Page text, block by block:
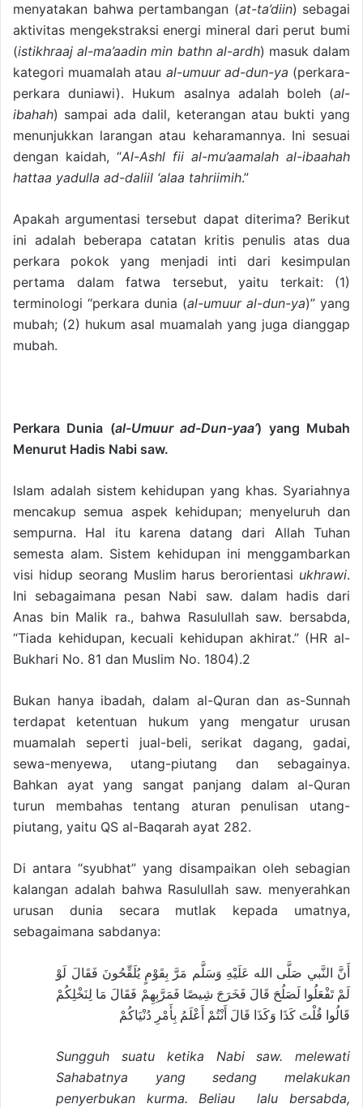
menyatakan bahwa pertambangan (at-ta’diin) sebagai
aktivitas mengekstraksi energi mineral dari perut bumi
(istikhraaj al-ma’aadin min bathn al-ardh) masuk dalam
kategori muamalah atau al-umuur ad-dun-ya (perkara-
perkara duniawi). Hukum asalnya adalah boleh (al-
ibahah) sampai ada dalil, keterangan atau bukti yang
menunjukkan larangan atau keharamannya. Ini sesuai
dengan kaidah, “Al-Ashl fii al-mu’aamalah al-ibaahah
hattaa yadulla ad-daliil ‘alaa tahriimih.”
Apakah argumentasi tersebut dapat diterima? Berikut
ini adalah beberapa catatan kritis penulis atas dua
perkara pokok yang menjadi inti dari kesimpulan
pertama dalam fatwa tersebut, yaitu terkait: (1)
terminologi “perkara dunia (al-umuur al-dun-ya)” yang
mubah; (2) hukum asal muamalah yang juga dianggap
mubah.
Perkara Dunia (al-Umuur ad-Dun-yaa’) yang Mubah
Menurut Hadis Nabi saw.
Islam adalah sistem kehidupan yang khas. Syariahnya
mencakup semua aspek kehidupan; menyeluruh dan
sempurna. Hal itu karena datang dari Allah Tuhan
semesta alam. Sistem kehidupan ini menggambarkan
visi hidup seorang Muslim harus berorientasi ukhrawi.
Ini sebagaimana pesan Nabi saw. dalam hadis dari
Anas bin Malik ra., bahwa Rasulullah saw. bersabda,
“Tiada kehidupan, kecuali kehidupan akhirat.” (HR al-
Bukhari No. 81 dan Muslim No. 1804).2
Bukan hanya ibadah, dalam al-Quran dan as-Sunnah
terdapat ketentuan hukum yang mengatur urusan
muamalah seperti jual-beli, serikat dagang, gadai,
sewa-menyewa, utang-piutang dan sebagainya.
Bahkan ayat yang sangat panjang dalam al-Quran
turun membahas tentang aturan penulisan utang-
piutang, yaitu QS al-Baqarah ayat 282.
Di antara “syubhat” yang disampaikan oleh sebagian
kalangan adalah bahwa Rasulullah saw. menyerahkan
urusan dunia secara mutlak kepada umatnya,
sebagaimana sabdanya:
أَنَّ النَّبي صَلَّى الله عَلَيْهِ وَسَلَّم مَرَّ بِقَوْمٍ يُلَقِّحُونَ فَقَالَ لَوْ
لَمْ تَفْعَلُوا لَصَلُحَ قَالَ فَخَرَجَ شِيصًا فَمَرَّبِهِمْ فَقَالَ مَا لِنَخْلِكُمْ
قَالُوا قُلْتَ كَذَا وَكَذَا قَالَ أَنْتُمْ أَعْلَمُ بِأَمْرِ دُنْيَاكُمْ
Sungguh suatu ketika Nabi saw. melewati
Sahabatnya yang sedang melakukan
penyerbukan kurma. Beliau lalu bersabda,